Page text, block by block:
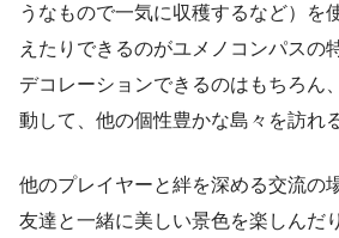
うなもので一気に収穫するなど）を
えたりできるのがユメノコンパスの
デコレーションできるのはもちろん
動して、他の個性豊かな島々を訪れ
他のプレイヤーと絆を深める交流の
友達と一緒に美しい景色を楽しんだ